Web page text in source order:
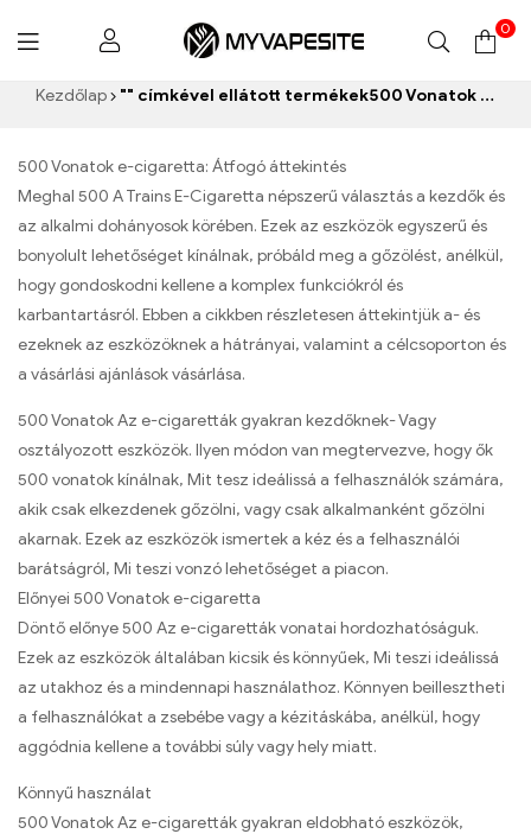
Myvapesite.de
0
Kezdőlap "" címkével ellátott termékek500 Vonatok e-cigaretta”
500 Vonatok e-cigaretta: Átfogó áttekintés
Meghal 500 A Trains E-Cigaretta népszerű választás a kezdők és
az alkalmi dohányosok körében. Ezek az eszközök egyszerű és
bonyolult lehetőséget kínálnak, próbáld meg a gőzölést, anélkül,
hogy gondoskodni kellene a komplex funkciókról és
karbantartásról. Ebben a cikkben részletesen áttekintjük a- és
ezeknek az eszközöknek a hátrányai, valamint a célcsoporton és
a vásárlási ajánlások vásárlása.
500 Vonatok Az e-cigaretták gyakran kezdőknek- Vagy
osztályozott eszközök. Ilyen módon van megtervezve, hogy ők
500 vonatok kínálnak, Mit tesz ideálissá a felhasználók számára,
akik csak elkezdenek gőzölni, vagy csak alkalmanként gőzölni
akarnak. Ezek az eszközök ismertek a kéz és a felhasználói
barátságról, Mi teszi vonzó lehetőséget a piacon.
Előnyei 500 Vonatok e-cigaretta
Döntő előnye 500 Az e-cigaretták vonatai hordozhatóságuk.
Ezek az eszközök általában kicsik és könnyűek, Mi teszi ideálissá
az utakhoz és a mindennapi használathoz. Könnyen beillesztheti
a felhasználókat a zsebébe vagy a kézitáskába, anélkül, hogy
aggódnia kellene a további súly vagy hely miatt.
Könnyű használat
500 Vonatok Az e-cigaretták gyakran eldobható eszközök,